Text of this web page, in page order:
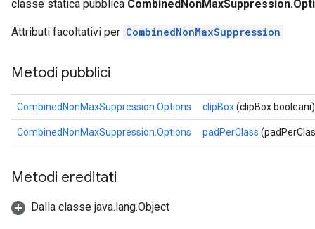
classe statica pubblica
Attributi facoltativi per CombinedNonMaxSuppression
Metodi pubblici
CombinedNonMaxSuppression.Options clipBox(clipBox booleani)
CombinedNonMaxSuppression.Options padPerClass
Metodi ereditati
Dalla classe java.lang.Object